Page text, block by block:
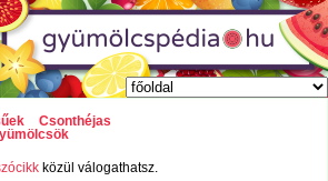
Csonthéjas
közül válogathatsz.